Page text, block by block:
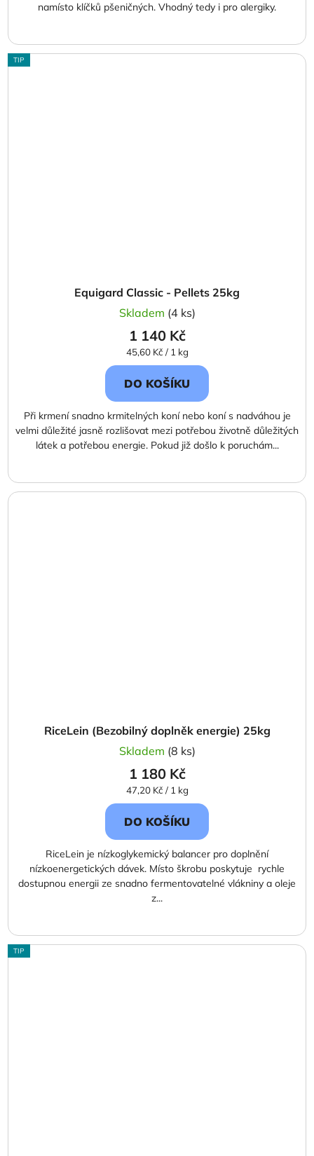
namísto klíčků pšeničných. Vhodný tedy i pro alergiky.
TIP
Equigard Classic - Pellets 25kg
Skladem (4 ks)
1 140 Kč
Měrná
cena:
45,60 Kč / 1 kg
DO KOŠÍKU
Při krmení snadno krmitelných koní nebo koní s nadváhou je
velmi důležité jasně rozlišovat mezi potřebou životně důležitých
látek a potřebou energie. Pokud již došlo k poruchám...
RiceLein (Bezobilný doplněk energie) 25kg
Skladem (8 ks)
1 180 Kč
Měrná
cena:
47,20 Kč / 1 kg
DO KOŠÍKU
RiceLein je nízkoglykemický balancer pro doplnění
nízkoenergetických dávek. Místo škrobu poskytuje rychle
dostupnou energii ze snadno fermentovatelné vlákniny a oleje
z...
TIP